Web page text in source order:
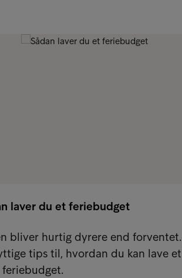
laver du et feriebudget
bliver hurtig dyrere end forventet.
tips til, hvordan du kan lave et